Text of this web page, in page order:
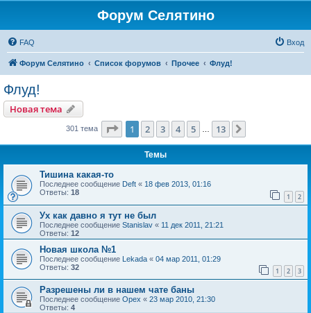
Форум Селятино
FAQ Вход
Форум Селятино Список форумов Прочее Флуд!
Флуд!
Новая тема
301 тема Страница из 13
1 2 3 4 5 13
Темы
Тишина какая-то
Последнее сообщение Deft « 18 фев 2013, 01:16
Ответы: 18 1 2
Ух как давно я тут не был
Последнее сообщение Stanislav « 11 дек 2011, 21:21
Ответы: 12
Новая школа №1
Последнее сообщение Lekada « 04 мар 2011, 01:29
Ответы: 32 1 2 3
Разрешены ли в нашем чате баны
Последнее сообщение Орех « 23 мар 2010, 21:30
Ответы: 4